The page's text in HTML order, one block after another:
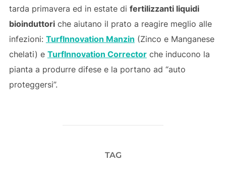
tarda primavera ed in estate di fertilizzanti liquidi
bioinduttoriche aiutano il prato a reagire meglio alle
infezioni: TurfInnovation Manzin (Zinco e Manganese
chelati) e TurfInnovation Correctorche inducono la
pianta a produrre difese e la portano ad “auto
proteggersi”.
TAG